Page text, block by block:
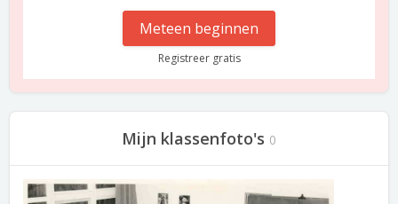
Meteen beginnen
Registreer gratis
Mijn klassenfoto's 0